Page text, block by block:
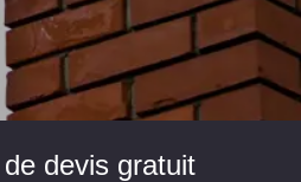
devis gratuit